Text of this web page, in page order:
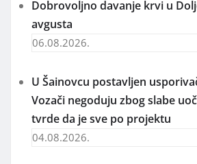
Dobrovoljno davanje krvi u
avgusta
06.08.2026.
U Šainovcu postavljen
Vozači negoduju zbog slabe
tvrde da je sve po projektu
04.08.2026.